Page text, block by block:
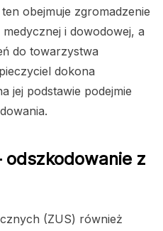
obejmuje zgromadzenie
i dowodowej, a
do towarzystwa
dokona
jej podstawie podejmie
odszkodowanie z
(ZUS) również